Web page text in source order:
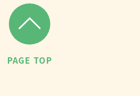
PAGE TOP